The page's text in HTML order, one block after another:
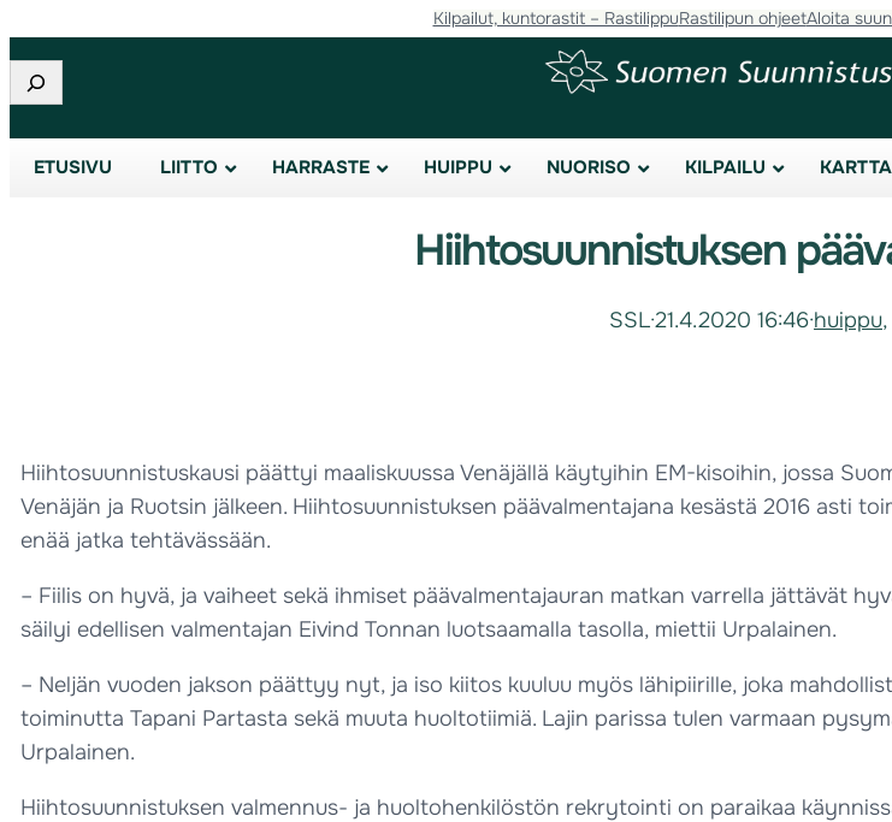
Kilpailut, kuntorastit – RastilippuRastilipun ohjeetAloita
Etsi
ETUSIVU LIITTO HARRASTE HUIPPU NUORISO KILPAILU KARTTA
Hiihtosuunnistuksen
SSL·21.4.2020 16:46·huippu,
Hiihtosuunnistuskausi päättyi maaliskuussa Venäjällä käytyihin EM-kisoihin, jossa
Venäjän ja Ruotsin jälkeen. Hiihtosuunnistuksen päävalmentajana kesästä 2016 asti
enää jatka tehtävässään.
– Fiilis on hyvä, ja vaiheet sekä ihmiset päävalmentajauran matkan varrella jättävät
säilyi edellisen valmentajan Eivind Tonnan luotsaamalla tasolla, miettii Urpalainen.
– Neljän vuoden jakson päättyy nyt, ja iso kiitos kuuluu myös lähipiirille, joka
toiminutta Tapani Partasta sekä muuta huoltotiimiä. Lajin parissa tulen varmaan
Urpalainen.
Hiihtosuunnistuksen valmennus- ja huoltohenkilöstön rekrytointi on paraikaa